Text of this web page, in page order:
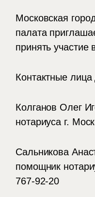
Московская
палата
принять участие
Контактные лица
Колганов Олег
нотариуса г.
Сальникова
помощник
767-92-20